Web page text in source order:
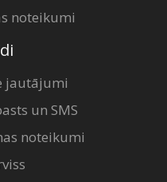
noteikumi
jautājumi
un SMS
noteikumi